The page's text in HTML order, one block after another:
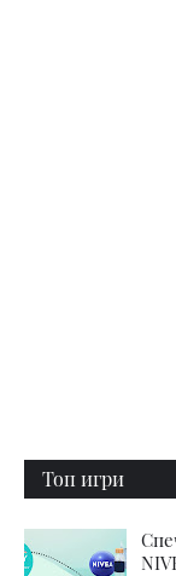
Топ игри